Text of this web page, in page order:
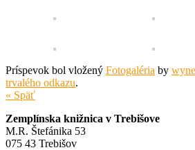
Príspevok bol vložený Fotogaléria by
trvalého odkazu.
« Späť
Zemplínska knižnica v Trebišove
M.R. Štefánika 53
075 43 Trebišov